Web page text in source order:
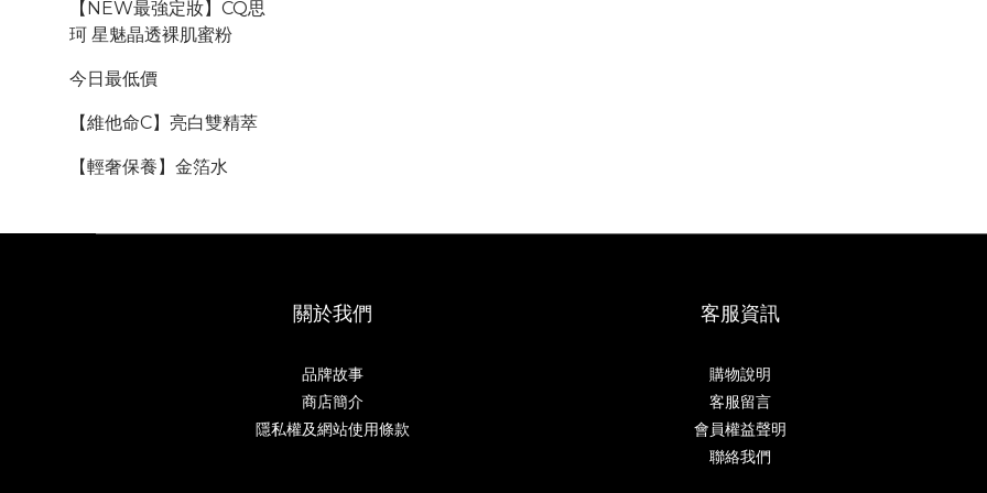
【NEW最強定妝】CQ思
珂 星魅晶透裸肌蜜粉
今日最低價
【維他命C】亮白雙精萃
【輕奢保養】金箔水
關於我們
品牌故事
商店簡介
隱私權及網站使用條款
客服資訊
購物說明
客服留言
會員權益聲明
聯絡我們